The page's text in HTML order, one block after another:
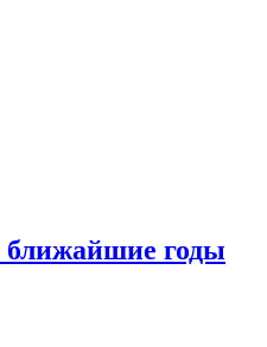
ближайшие годы